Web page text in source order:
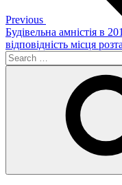
Previous
Будівельна амністія в
відповідність місця
Search
for: